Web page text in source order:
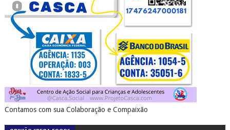
Contamos com sua Colaboração e Compaixão